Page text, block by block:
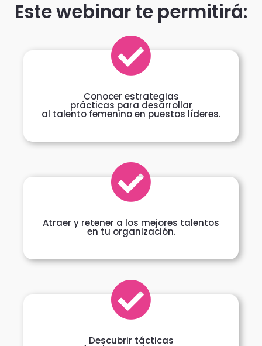
Este webinar te permitirá:
Conocer estrategias
prácticas para desarrollar
al talento femenino en puestos líderes.
Atraer y retener a los mejores talentos
en tu organización.
Descubrir tácticas